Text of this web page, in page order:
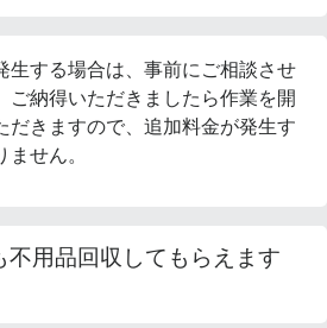
生する場合は、事前にご相談させ
ご納得いただきましたら作業を開
だきますので、追加料金が発生す
せん。
不用品回収してもらえます